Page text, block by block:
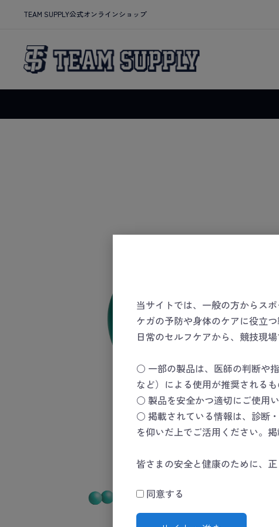
TEAM SUPPLY公式オンラインショップ
当サイトでは、一般の方からス
ケガの予防や身体のケアに役立
日常のセルフケアから、競技現
○ 一部の製品は、医師の判断や
など）による使用が推奨されるも
○ 製品を安全かつ適切にご使用
○ 掲載されている情報は、診断
を仰いだ上でご活用ください。
皆さまの安全と健康のために、
同意する